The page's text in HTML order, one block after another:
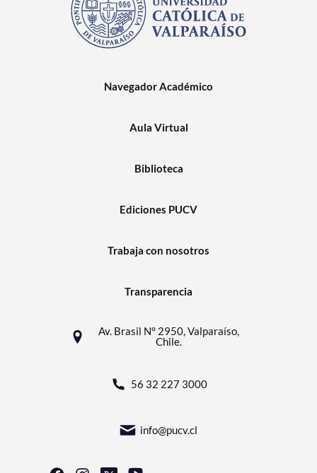
Navegador Académico
Aula Virtual
Biblioteca
Ediciones PUCV
Trabaja con nosotros
Transparencia
Av. Brasil N° 2950, Valparaíso,
Chile.
56 32 227 3000
info@pucv.cl